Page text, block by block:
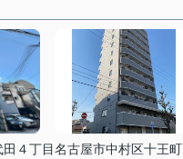
４丁目名古屋市中村区十王町